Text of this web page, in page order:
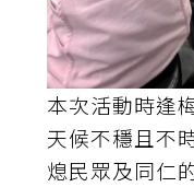
本次活動時逢
天候不穩且不
熄民眾及同仁